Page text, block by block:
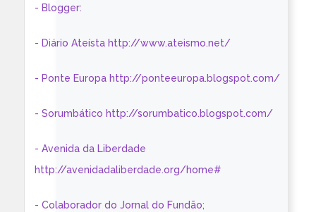
- Blogger:
- Diário Ateísta http://www.ateismo.net/
- Ponte Europa http://ponteeuropa.blogspot.com/
- Sorumbático http://sorumbatico.blogspot.com/
- Avenida da Liberdade
http://avenidadaliberdade.org/home#
- Colaborador do Jornal do Fundão;